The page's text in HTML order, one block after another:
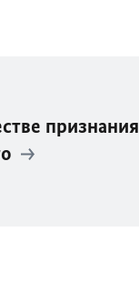
признания